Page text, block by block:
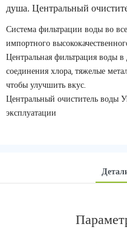
душа. Центральный
Система фильтрации воды во
импортного
Центральная фильтрация воды
соединения хлора, тяжелые
чтобы улучшить вкус.
Центральный очиститель воды
эксплуатации